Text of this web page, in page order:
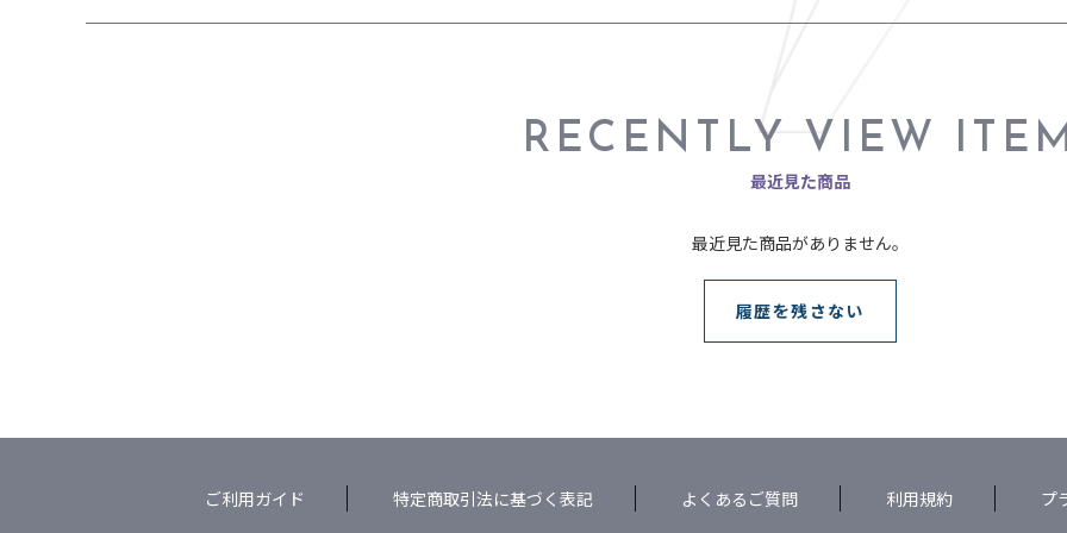
RECENTLY VIEW
最近見た商品
最近見た商品がありません。
履歴を残さない
ご利用ガイド 特定商取引法に基づく表記 よくあるご質問 利用規約 プ